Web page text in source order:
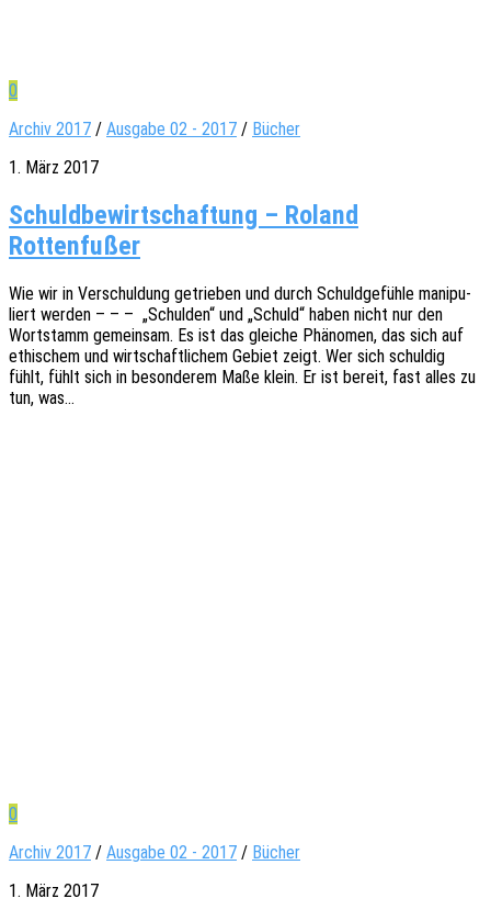
0
Archiv 2017 / Ausgabe 02 - 2017 / Bücher
1. März 2017
Schuldbewirtschaftung – Roland
Rottenfußer
Wie wir in Verschul­dung getrie­ben und durch Schuld­ge­füh­le mani­pu­
liert werden – – – „Schul­den“ und „Schuld“ haben nicht nur den
Wort­stamm gemein­sam. Es ist das glei­che Phäno­men, das sich auf
ethi­schem und wirt­schaft­li­chem Gebiet zeigt. Wer sich schul­dig
fühlt, fühlt sich in beson­de­rem Maße klein. Er ist bereit, fast alles zu
tun, was…
0
Archiv 2017 / Ausgabe 02 - 2017 / Bücher
1. März 2017